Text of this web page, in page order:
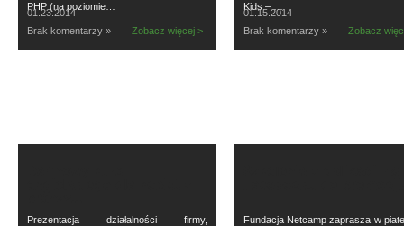
PHP (na poziomie…
01.23.2014
Brak komentarzy »
Zobacz więcej >
Kids – …
01.15.2014
Brak komentarzy »
Zobacz
Prezentacja działalności firmy,
Fundacja Netcamp zaprasza w